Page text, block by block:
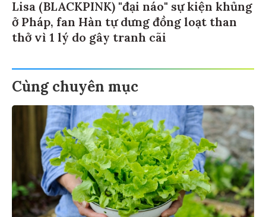
Lisa (BLACKPINK) "đại náo" sự kiện khủng
ở Pháp, fan Hàn tự dưng đồng loạt than
thở vì 1 lý do gây tranh cãi
Cùng chuyên mục